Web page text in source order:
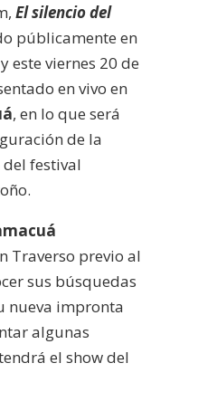
El silencio del
públicamente en
este viernes 20 de
en vivo en
, en lo que será
de la
festival
Traverso previo al
sus búsquedas
nueva impronta
algunas
el show del